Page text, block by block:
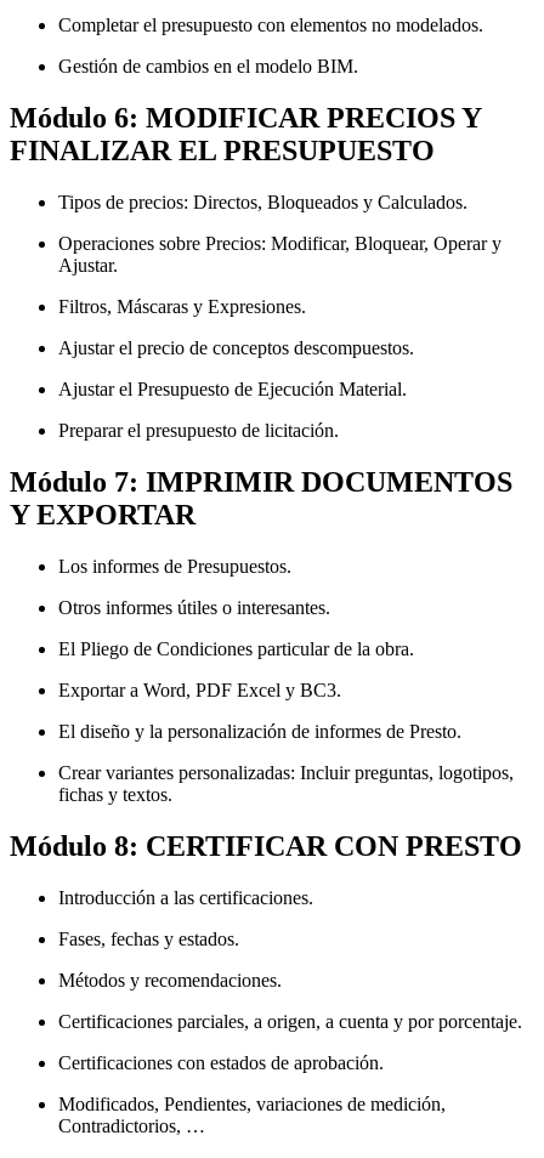
Completar el presupuesto con elementos no modelados.
Gestión de cambios en el modelo BIM.
Módulo 6: MODIFICAR PRECIOS Y
FINALIZAR EL PRESUPUESTO
Tipos de precios: Directos, Bloqueados y Calculados.
Operaciones sobre Precios: Modificar, Bloquear, Operar y
Ajustar.
Filtros, Máscaras y Expresiones.
Ajustar el precio de conceptos descompuestos.
Ajustar el Presupuesto de Ejecución Material.
Preparar el presupuesto de licitación.
Módulo 7: IMPRIMIR DOCUMENTOS
Y EXPORTAR
Los informes de Presupuestos.
Otros informes útiles o interesantes.
El Pliego de Condiciones particular de la obra.
Exportar a Word, PDF Excel y BC3.
El diseño y la personalización de informes de Presto.
Crear variantes personalizadas: Incluir preguntas, logotipos,
fichas y textos.
Módulo 8: CERTIFICAR CON PRESTO
Introducción a las certificaciones.
Fases, fechas y estados.
Métodos y recomendaciones.
Certificaciones parciales, a origen, a cuenta y por porcentaje.
Certificaciones con estados de aprobación.
Modificados, Pendientes, variaciones de medición,
Contradictorios, …